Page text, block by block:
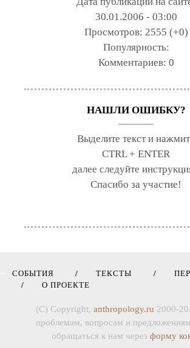
30.01.2006 - 03:00
Просмотров: 2555 (+0)
Популярность:
Комментариев: 0
НАШЛИ ОШИБКУ?
Выделите текст и
CTRL + ENTER
далее следуйте
Спасибо за участие!
СОБЫТИЯ ТЕКСТЫ
О ПРОЕКТЕ
(C) Copyright, anthropology.ru 2000-
проблемам, вопросам и
обращаться к нам через форму